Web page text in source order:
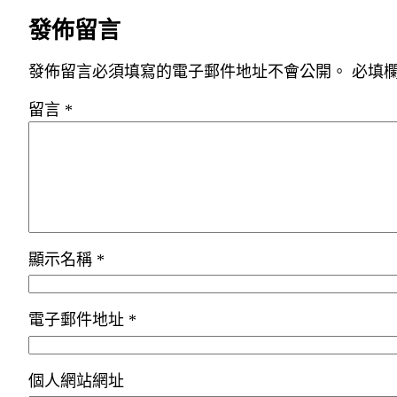
發佈留言
發佈留言必須填寫的電子郵件地址不會公開。 必填
留言 *
顯示名稱 *
電子郵件地址 *
個人網站網址